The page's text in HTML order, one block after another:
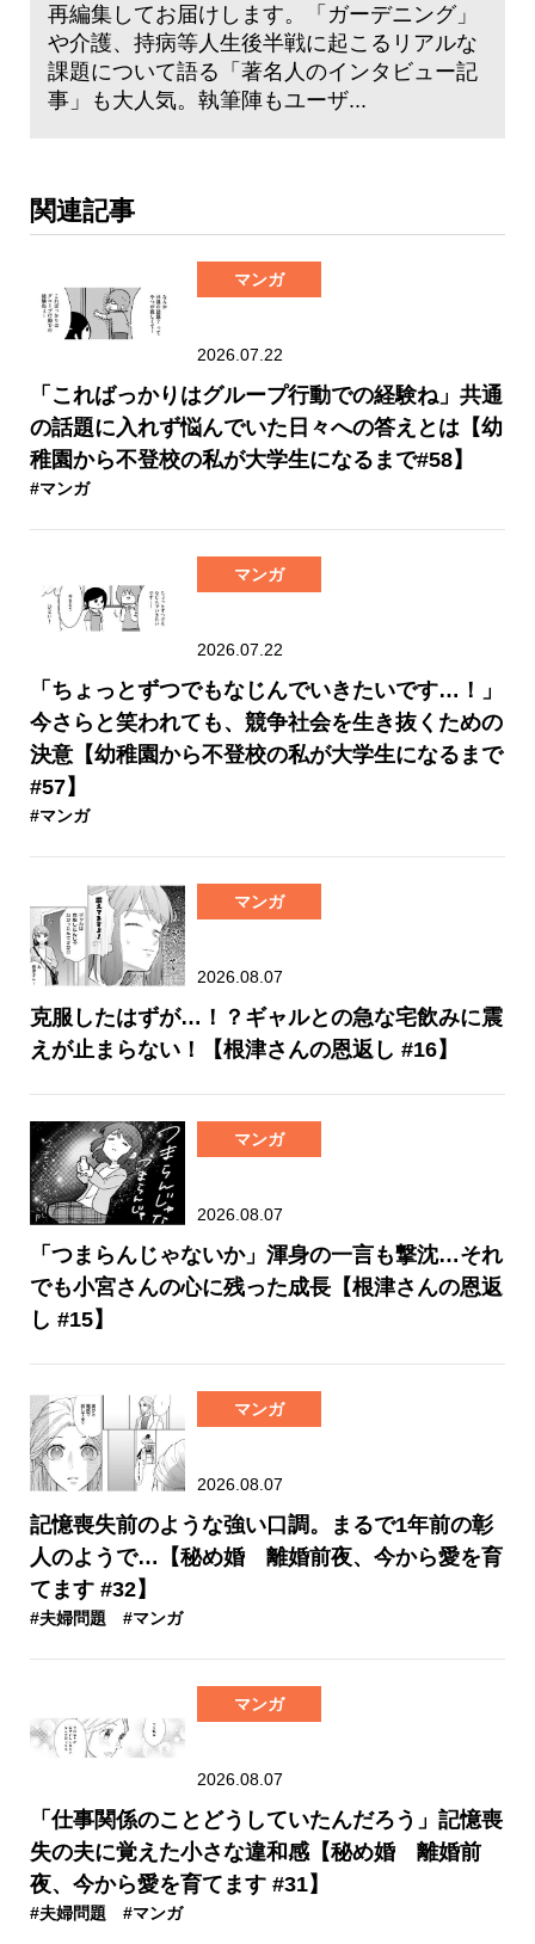
再編集してお届けします。「ガーデニング」
や介護、持病等人生後半戦に起こるリアルな
課題について語る「著名人のインタビュー記
事」も大人気。執筆陣もユーザ...
関連記事
マンガ
2026.07.22
「こればっかりはグループ行動での経験ね」共通
の話題に入れず悩んでいた日々への答えとは【幼
稚園から不登校の私が大学生になるまで#58】
#マンガ
マンガ
2026.07.22
「ちょっとずつでもなじんでいきたいです…！」
今さらと笑われても、競争社会を生き抜くための
決意【幼稚園から不登校の私が大学生になるまで
#57】
#マンガ
マンガ
2026.08.07
克服したはずが…！？ギャルとの急な宅飲みに震
えが止まらない！【根津さんの恩返し #16】
マンガ
2026.08.07
「つまらんじゃないか」渾身の一言も撃沈…それ
でも小宮さんの心に残った成長【根津さんの恩返
し #15】
マンガ
2026.08.07
記憶喪失前のような強い口調。まるで1年前の彰
人のようで…【秘め婚 離婚前夜、今から愛を育
てます #32】
#夫婦問題 #マンガ
マンガ
2026.08.07
「仕事関係のことどうしていたんだろう」記憶喪
失の夫に覚えた小さな違和感【秘め婚 離婚前
夜、今から愛を育てます #31】
#夫婦問題 #マンガ